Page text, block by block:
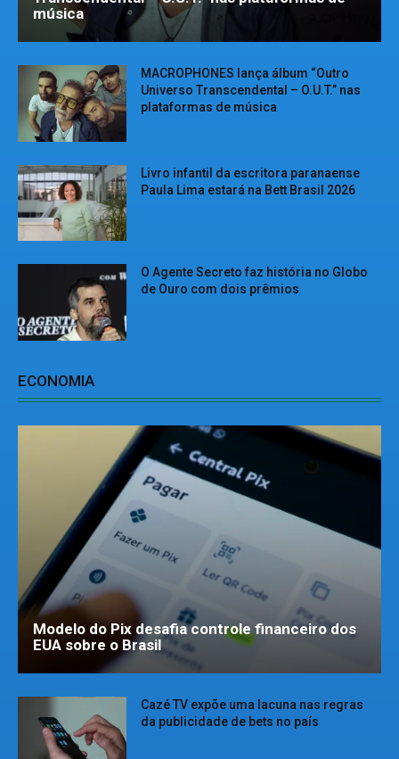
música
MACROPHONES lança álbum “Outro
Universo Transcendental – O.U.T.” nas
plataformas de música
Livro infantil da escritora paranaense
Paula Lima estará na Bett Brasil 2026
O Agente Secreto faz história no Globo
de Ouro com dois prêmios
ECONOMIA
Modelo do Pix desafia controle financeiro dos
EUA sobre o Brasil
Cazé TV expõe uma lacuna nas regras
da publicidade de bets no país